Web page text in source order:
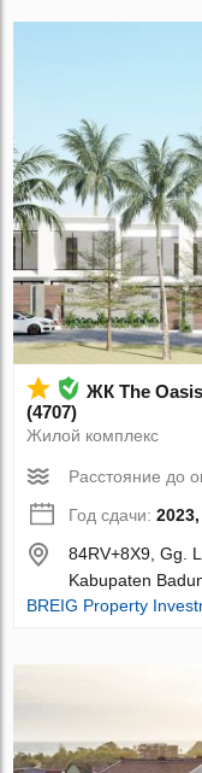
ЖК The
(4707)
Жилой комплекс
Расстояние до
Год сдачи:
84RV+8X9, Gg.
Kabupaten
BREIG Property